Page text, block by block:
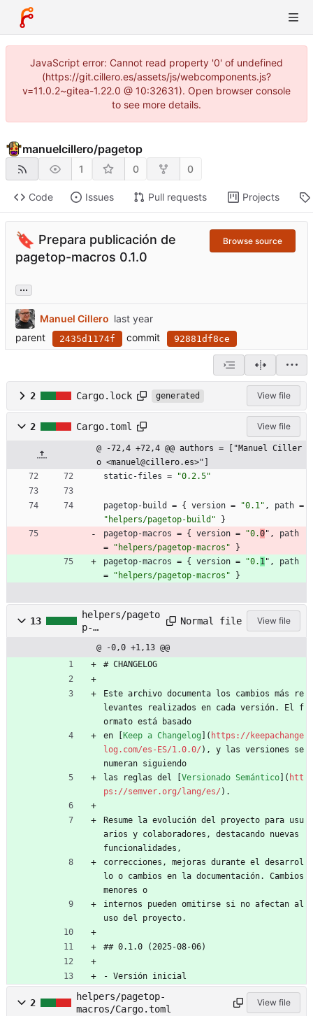
JavaScript error: Cannot read property '0' of undefined
(https://git.cillero.es/assets/js/webcomponents.js?
v=11.0.2~gitea-1.22.0 @ 10:32631). Open browser console
to see more details.
manuelcillero/pagetop
1 0 0
Code Issues Pull requests Projects
🔖 Prepara publicación de
pagetop-macros 0.1.0
Browse source
...
Manuel Cillero
parent
2435d1174f commit 92881df8ce
2 Cargo.lock generated View file
2 Cargo.toml View file
@ -72,4 +72,4 @@ authors = ["Manuel Ciller
o <manuel@cillero.es>"]
static-files = "0.2.5"
pagetop-build = { version = "0.1" , path =
"helpers/pagetop-build"
}
pagetop-macros = { version = "0.0" ,
path
=
"helpers/pagetop-macros"
}
pagetop-macros = { version = "0. 1" ,
path
=
"helpers/pagetop-macros" }
13
helpers/pageto
p-
OG.md
Normal file View file
@ -0,0 +1,13 @@
# CHANGELOG
Este archivo documenta los cambios más re
levantes realizados en cada versión. El f
ormato está basado
en [
Keep a Changelog ]( https://keepachange
log.com/es-ES/1.0.0/ ), y las versiones se
numeran siguiendo
las reglas del [ Versionado Semántico ]( htt
ps://semver.org/lang/es/ ).
Resume la evolución del proyecto para usu
arios y colaboradores, destacando nuevas
funcionalidades,
correcciones, mejoras durante el desarrol
lo o cambios en la documentación. Cambios
menores o
internos pueden omitirse si no afectan al
uso del proyecto.
## 0.1.0 (2025-08-06)
- Versión inicial
2
helpers/pagetop-
macros/Cargo.toml
View file